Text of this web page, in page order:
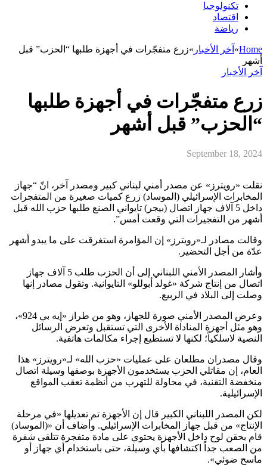
تكنولوجيا
اقتصاد
رياضة
Home
» آخر الأخبار »زرع متفجّرات في أجهزة طلبها “الحزب” قبل
أشهر
آخر الأخبار
زرع متفجّرات في أجهزة طلبها
“الحزب” قبل أشهر
September 18, 2024
نقلت «رويترز» عن مصدر أمني لبناني كبير ومصدر آخر، انّ “جهاز
المخابرات الإسرائيلي (الموساد) زرع كميات صغيرة من المتفجرات
داخل 5 آلاف جهاز اتصال (بيجر) تايواني الصنع طلبها حزب الله قبل
أشهر من التفجيرات التي وقعت أمس”.
وقالت مصادر لـ«رويترز» إن المؤامرة استغرقت على ما يبدو أشهر
عدّة من أجل التحضير.
وأشار المصدر الأمني اللبناني إلى أن الحزب طلب 5 آلاف جهاز
اتصال من إنتاج شركة «غولد أبوللو» التايوانية. وتقول مصادر إنها
وصلت إلى البلاد في الربيع.
وعرض المصدر الأمني صورة للجهاز، وهو من طراز «إيه بي 924»،
وهو مثل أجهزة المناداة الأخرى التي تستقبل وتعرض الرسائل
النصية لاسلكياً؛ لكنها لا تستطيع إجراء مكالمات هاتفية.
وقال مصدران مطلعان على عمليات «حزب الله» لـ«رويترز» هذا
العام، إن مقاتلي الحزب يستخدمون الأجهزة بوصفها وسيلة اتصال
منخفضة التقنية، في محاولة للتهرب من أنظمة تعقب المواقع
الإسرائيلية.
لكن المصدر اللبناني الكبير قال إن الأجهزة تم تعديلها «في مرحلة
الإنتاج» من قبل جهاز المخابرات الإسرائيلي. وأضاف أن «(الموساد)
قام بحقن لوح داخل الأجهزة يحتوي على مادة متفجرة تتلقى شفرة
من الصعب جداً اكتشافها بأي وسيلة، حتى باستخدام أي جهاز أو
ماسح ضوئي».